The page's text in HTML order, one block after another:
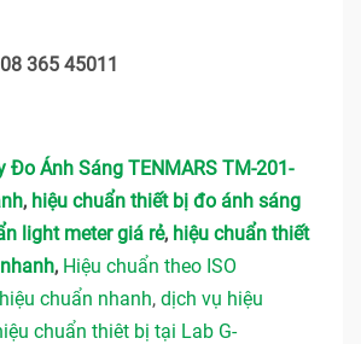
365 45011
Đo Ánh Sáng TENMARS TM-201-
, hiệu chuẩn thiết bị đo ánh sáng
light meter giá rẻ, hiệu chuẩn thiết
, Hiệu chuẩn theo ISO
chuẩn nhanh, dịch vụ hiệu
chuẩn thiêt bị tại Lab G-